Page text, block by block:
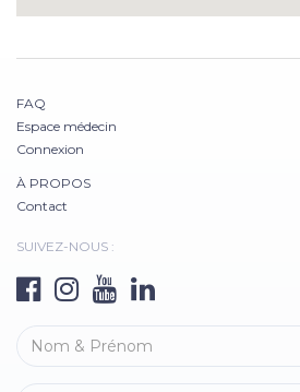
FAQ
Espace médecin
Connexion
À PROPOS
Contact
SUIVEZ-NOUS :